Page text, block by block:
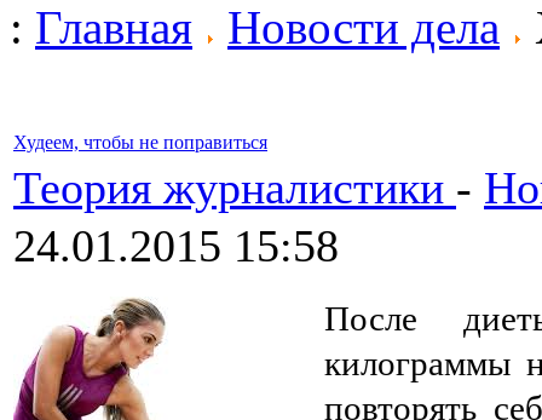
: Главная Новости дела
Худеем, чтобы не поправиться
Теория журналистики -
24.01.2015 15:58
После
килограммы
повторять